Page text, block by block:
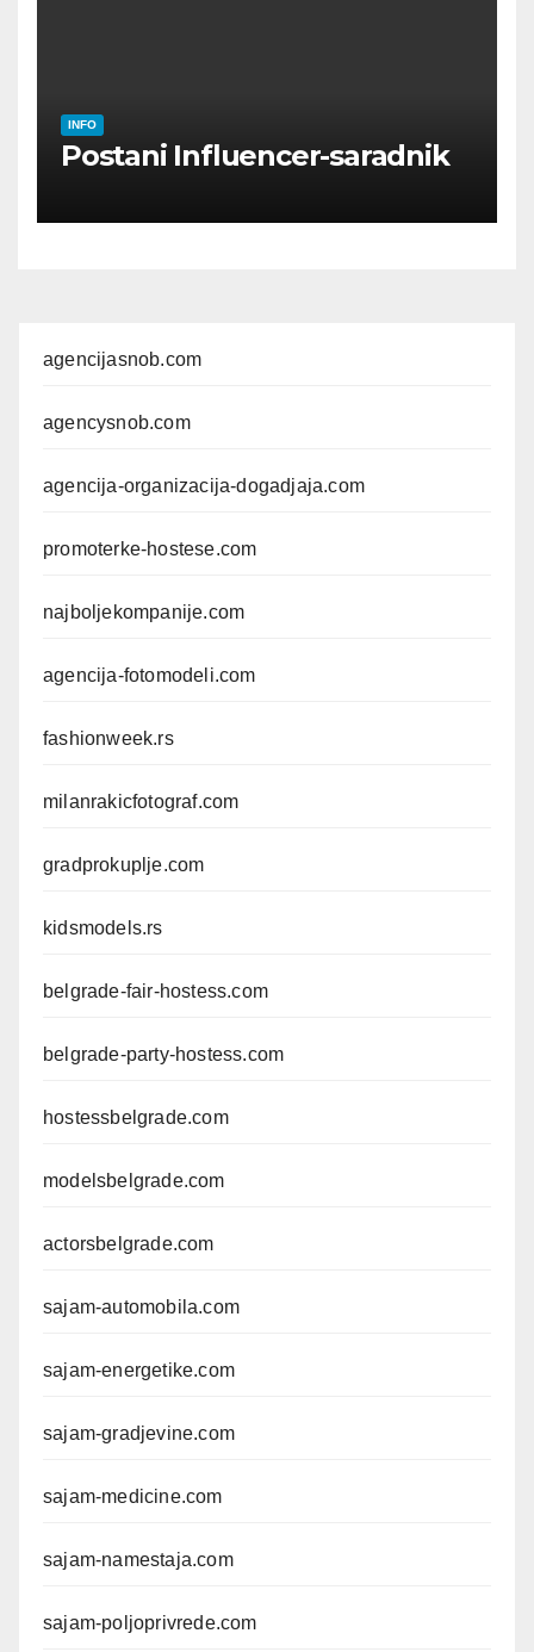
INFO
Postani Influencer-saradnik
agencijasnob.com
agencysnob.com
agencija-organizacija-dogadjaja.com
promoterke-hostese.com
najboljekompanije.com
agencija-fotomodeli.com
fashionweek.rs
milanrakicfotograf.com
gradprokuplje.com
kidsmodels.rs
belgrade-fair-hostess.com
belgrade-party-hostess.com
hostessbelgrade.com
modelsbelgrade.com
actorsbelgrade.com
sajam-automobila.com
sajam-energetike.com
sajam-gradjevine.com
sajam-medicine.com
sajam-namestaja.com
sajam-poljoprivrede.com